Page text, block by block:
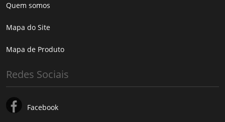
Quem somos
Mapa do Site
Mapa de Produto
Redes Sociais
Facebook